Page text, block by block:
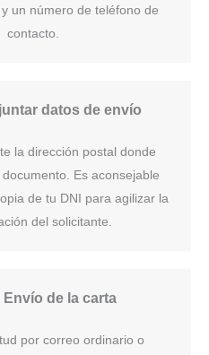
un número de teléfono de
contacto.
datos de envío
la dirección postal donde
Es aconsejable
de tu DNI para agilizar la
del solicitante.
Envío de la carta
por correo ordinario o